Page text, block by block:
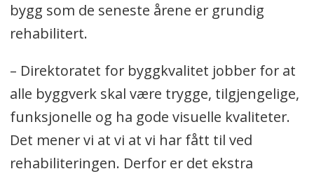
bygg som de seneste årene er grundig
rehabilitert.
– Direktoratet for byggkvalitet jobber for at
alle byggverk skal være trygge, tilgjengelige,
funksjonelle og ha gode visuelle kvaliteter.
Det mener vi at vi at vi har fått til ved
rehabiliteringen. Derfor er det ekstra